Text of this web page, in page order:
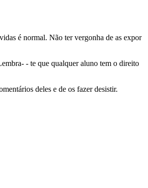
é normal. Não ter vergonha de as expor
- te que qualquer aluno tem o direito
deles e de os fazer desistir.